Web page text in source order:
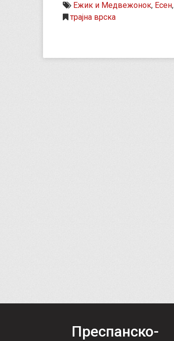
Ежик и Медвежонок, Есен,
трајна врска
Преспанско-